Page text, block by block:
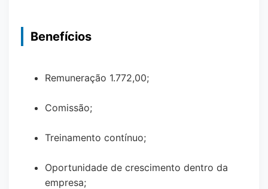
Benefícios
Remuneração 1.772,00;
Comissão;
Treinamento contínuo;
Oportunidade de crescimento dentro da
empresa;